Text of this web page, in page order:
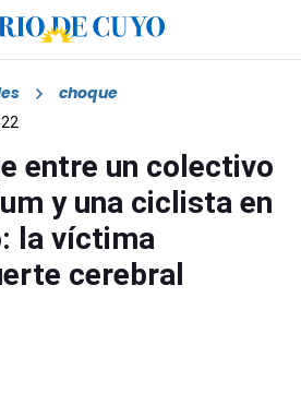
choque
entre un colectivo
y una ciclista en
la víctima
cerebral